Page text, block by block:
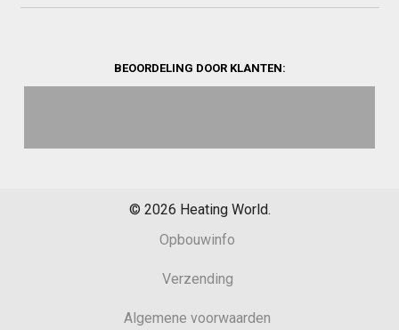
BEOORDELING DOOR KLANTEN:
© 2026 Heating World.
Opbouwinfo
Verzending
Algemene voorwaarden